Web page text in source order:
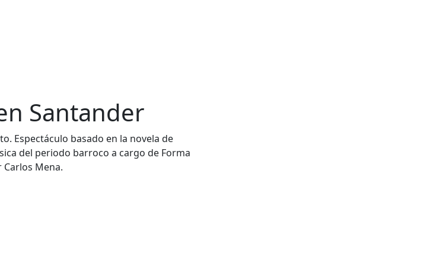
Santander
Espectáculo basado en la novela de
del periodo barroco a cargo de Forma
Mena.